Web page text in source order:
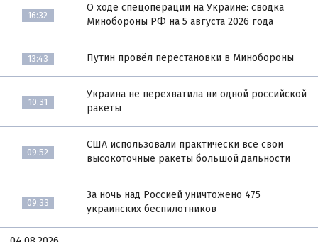
16:32
О ходе спецоперации на Украине: сводка
Минобороны РФ на 5 августа 2026 года
13:43 Путин провёл перестановки в Минобороны
10:31
Украина не перехватила ни одной российской
ракеты
09:52
США использовали практически все свои
высокоточные ракеты большой дальности
09:33
За ночь над Россией уничтожено 475
украинских беспилотников